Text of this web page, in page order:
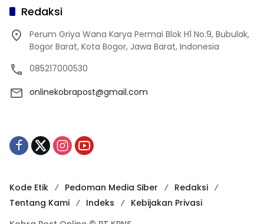
Redaksi
Perum Griya Wana Karya Permai Blok H1 No.9, Bubulak,
Bogor Barat, Kota Bogor, Jawa Barat, Indonesia
085217000530
onlinekobrapost@gmail.com
Kode Etik Pedoman Media Siber
Redaksi
Tentang Kami
Indeks
Kebijakan Privasi